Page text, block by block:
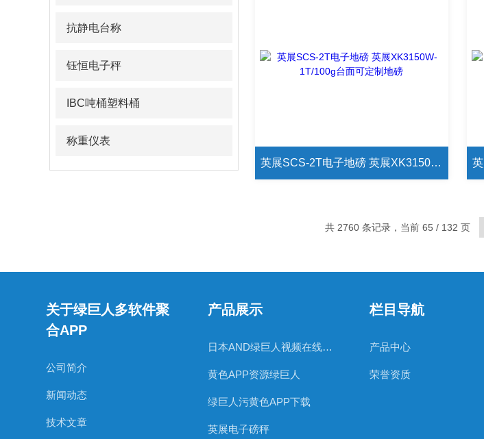
抗静电台称
钰恒电子秤
IBC吨桶塑料桶
称重仪表
英展SCS-2T电子地磅 英展XK3150W-1T/100g台面可定制地磅
共 2760 条记录，当前 65 / 132 页
关于绿巨人多软件聚
合APP
公司简介
新闻动态
技术文章
产品展示
日本AND绿巨人视频在线观看官网
黄色APP资源绿巨人
绿巨人污黄色APP下载
英展电子磅秤
栏目导航
产品中心
荣誉资质